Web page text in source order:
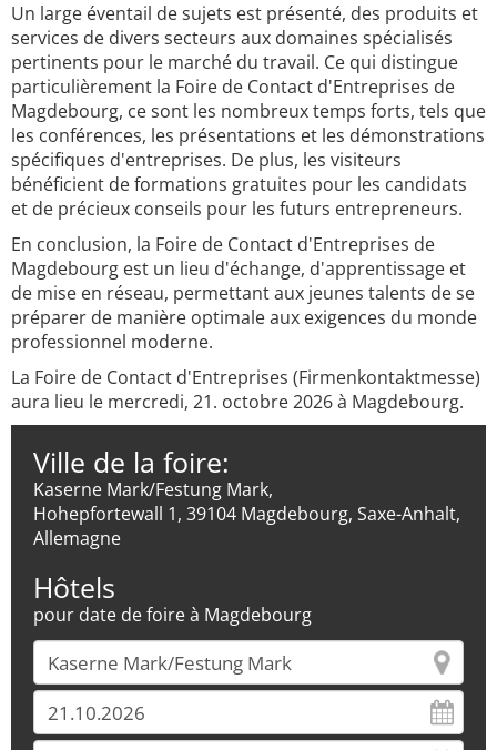
Un large éventail de sujets est présenté, des produits et
services de divers secteurs aux domaines spécialisés
pertinents pour le marché du travail. Ce qui distingue
particulièrement la Foire de Contact d'Entreprises de
Magdebourg, ce sont les nombreux temps forts, tels que
les conférences, les présentations et les démonstrations
spécifiques d'entreprises. De plus, les visiteurs
bénéficient de formations gratuites pour les candidats
et de précieux conseils pour les futurs entrepreneurs.
En conclusion, la Foire de Contact d'Entreprises de
Magdebourg est un lieu d'échange, d'apprentissage et
de mise en réseau, permettant aux jeunes talents de se
préparer de manière optimale aux exigences du monde
professionnel moderne.
La Foire de Contact d'Entreprises (Firmenkontaktmesse)
aura lieu le mercredi, 21. octobre 2026 à Magdebourg.
Ville de la foire:
Kaserne Mark/Festung Mark,
Hohepfortewall 1, 39104 Magdebourg, Saxe-Anhalt,
Allemagne
Hôtels
pour date de foire à Magdebourg